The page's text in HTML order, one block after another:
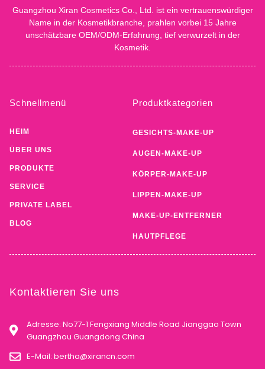
Guangzhou Xiran Cosmetics Co., Ltd. ist ein vertrauenswürdiger
Name in der Kosmetikbranche, prahlen vorbei 15 Jahre
unschätzbare OEM/ODM-Erfahrung, tief verwurzelt in der
Kosmetik.
Schnellmenü
HEIM
ÜBER UNS
PRODUKTE
SERVICE
PRIVATE LABEL
BLOG
Produktkategorien
GESICHTS-MAKE-UP
AUGEN-MAKE-UP
KÖRPER-MAKE-UP
LIPPEN-MAKE-UP
MAKE-UP-ENTFERNER
HAUTPFLEGE
Kontaktieren Sie uns
Adresse: No77-1 Fengxiang Middle Road Jianggao Town
Guangzhou Guangdong China
E-Mail: bertha@xirancn.com